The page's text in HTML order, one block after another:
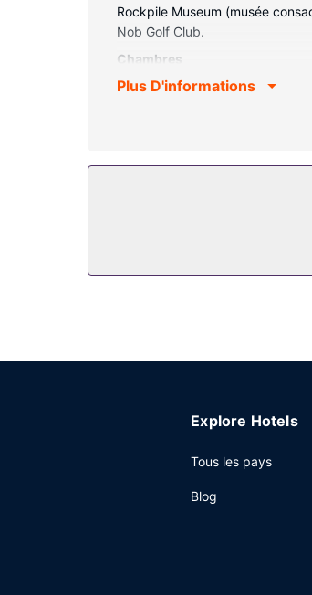
Rockpile Museum (musée
Nob Golf Club.
Chambres
Passez un séjour comme il se
Les infrastructures de loisirs
hôtel propose également
Pour combler tous vos petits
Plus D'informations
Explore Hotels
Tous les pays
Blog